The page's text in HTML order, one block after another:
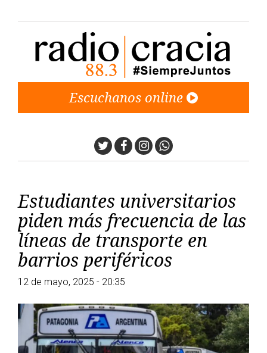
Escuchanos online
TwitterFacebook
Instagram
Whatsapp
Estudiantes universitarios
piden más frecuencia de las
líneas de transporte en
barrios periféricos
12 de mayo, 2025 - 20:35